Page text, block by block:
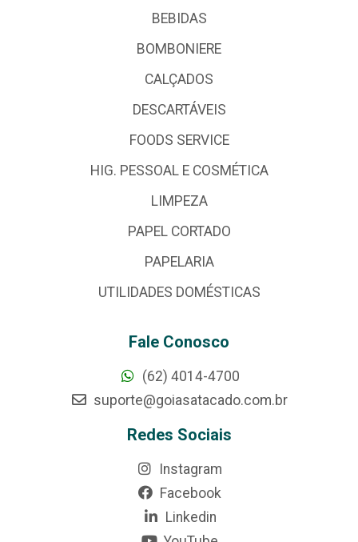
BEBIDAS
BOMBONIERE
CALÇADOS
DESCARTÁVEIS
FOODS SERVICE
HIG. PESSOAL E COSMÉTICA
LIMPEZA
PAPEL CORTADO
PAPELARIA
UTILIDADES DOMÉSTICAS
Fale Conosco
(62) 4014-4700
suporte@goiasatacado.com.br
Redes Sociais
Instagram
Facebook
Linkedin